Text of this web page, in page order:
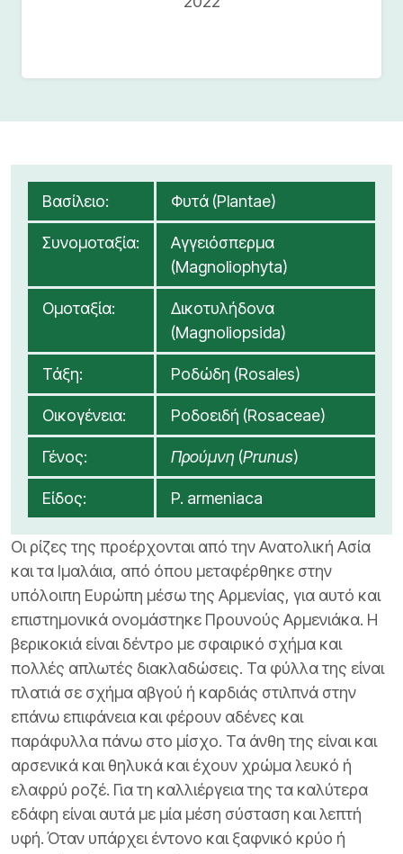
Βασίλειο: Φυτά (Plantae)
Συνομοταξία:
Αγγειόσπερμα
(Magnoliophyta)
Ομοταξία:
Δικοτυλήδονα
(Magnoliopsida)
Τάξη: Ροδώδη (Rosales)
Οικογένεια: Ροδοειδή (Rosaceae)
Γένος: Προύμνη (Prunus)
Είδος: P. armeniaca
Οι ρίζες της προέρχονται από την Ανατολική Ασία
και τα Ιμαλάια, από όπου μεταφέρθηκε στην
υπόλοιπη Ευρώπη μέσω της Αρμενίας, για αυτό και
επιστημονικά ονομάστηκε Προυνούς Αρμενιάκα. Η
βερικοκιά είναι δέντρο με σφαιρικό σχήμα και
πολλές απλωτές διακλαδώσεις. Τα φύλλα της είναι
πλατιά σε σχήμα αβγού ή καρδιάς στιλπνά στην
επάνω επιφάνεια και φέρουν αδένες και
παράφυλλα πάνω στο μίσχο. Τα άνθη της είναι και
αρσενικά και θηλυκά και έχουν χρώμα λευκό ή
ελαφρύ ροζέ. Για τη καλλιέργεια της τα καλύτερα
εδάφη είναι αυτά με μία μέση σύσταση και λεπτή
υφή. Όταν υπάρχει έντονο και ξαφνικό κρύο ή